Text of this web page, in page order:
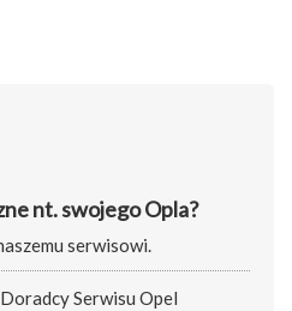
nt. swojego Opla?
serwisowi.
Serwisu Opel